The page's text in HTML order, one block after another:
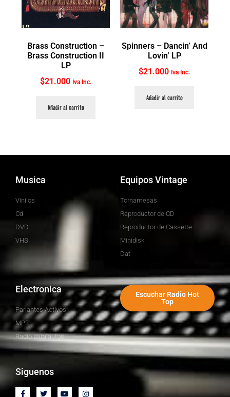
Brass Construction ‎–
Brass Construction II
LP
$21.000 Iva Inc.
Añadir al carrito
Spinners ‎– Dancin’ And
Lovin’ LP
$21.000 Iva Inc.
Añadir al carrito
Musica
Vinilos
Cd
DVD
VHS
Equipos Vintage
Tornamesas
Reproductor de CD
Reproductor de Cassette
Minidisk
Dat
Electronica
Parlantes Activos
MP3
Radio para autos
Escuchar Radio Hot
Top
Siguenos